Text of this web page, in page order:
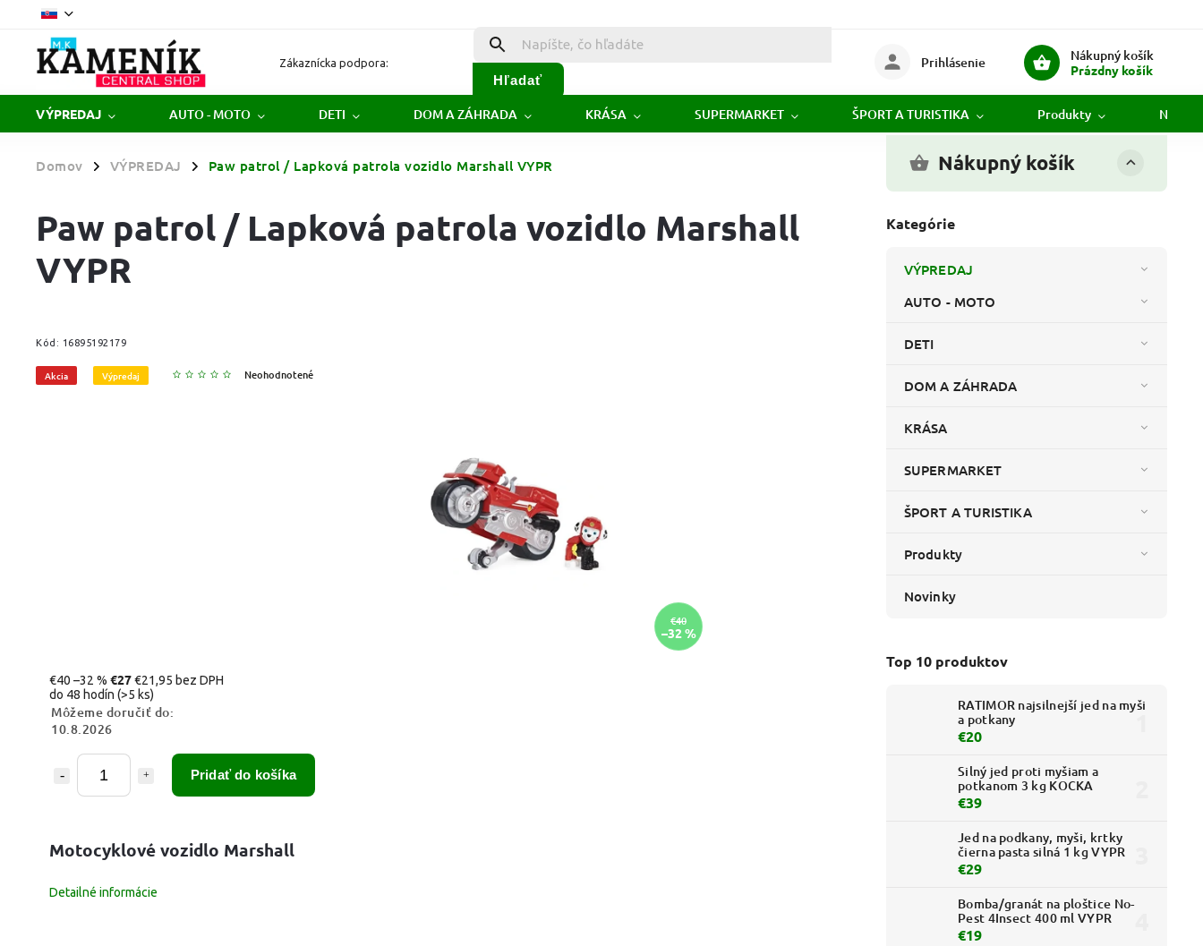
Zákaznícka podpora:
Hľadať
Nákupný košík
Prázdny košík
Prihlásenie
VÝPREDAJ AUTO - MOTO DETI DOM A ZÁHRADA KRÁSA SUPERMARKET ŠPORT A TURISTIKA Produkty
Domov / VÝPREDAJ / Paw patrol / Lapková patrola vozidlo Marshall VYPR Nákupný košík
Kategórie
VÝPREDAJ
AUTO - MOTO
DETI
DOM A ZÁHRADA
KRÁSA
SUPERMARKET
ŠPORT A TURISTIKA
Produkty
Novinky
Top 10 produktov
RATIMOR najsilnejší jed na myši
a potkany
€20
Silný jed proti myšiam a
potkanom 3 kg KOCKA
€39
Jed na podkany, myši, krtky
čierna pasta silná 1 kg VYPR
€29
Bomba/granát na ploštice No-
Pest 4Insect 400 ml VYPR
€19
Paw patrol / Lapková patrola vozidlo Marshall
VYPR
Kód: 16895192179
Akcia Výpredaj Neohodnotené
€40
–32 %
€40 –32 % €27€21,95 bez DPH
do 48 hodín (>5 ks)
Môžeme doručiť do:
10.8.2026
Pridať do košíka
Motocyklové vozidlo Marshall
Detailné informácie